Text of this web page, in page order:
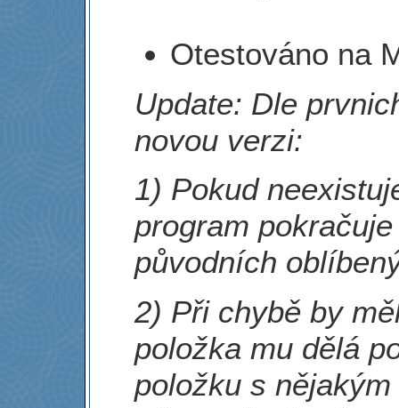
Otestováno na
Update: Dle
novou verzi:
1) Pokud
program
původních
2) Při chybě by
položka mu dělá
položku s